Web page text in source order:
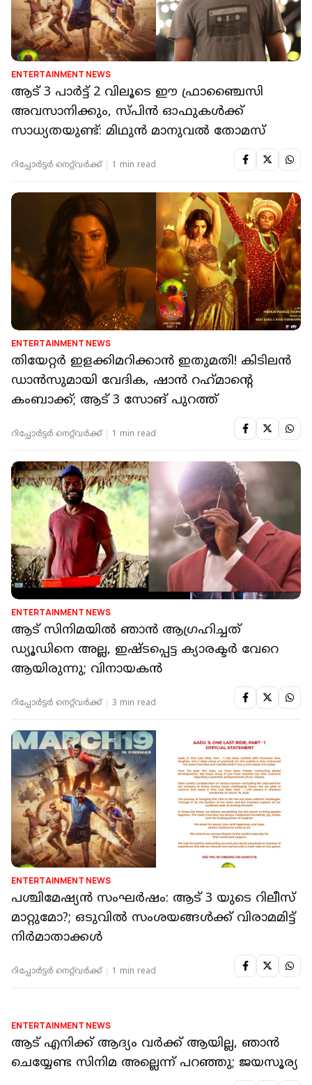
ENTERTAINMENT NEWS
ആട് 3 പാർട്ട് 2 വിലൂടെ ഈ ഫ്രാഞ്ചൈസി
അവസാനിക്കും, സ്പിൻ ഓഫുകൾക്ക്
സാധ്യതയുണ്ട്: മിഥുൻ മാനുവൽ തോമസ്
റിപ്പോർട്ടർ നെറ്റ്‌വര്‍ക്ക്‌ 1 min read
ENTERTAINMENT NEWS
തിയേറ്റർ ഇളക്കിമറിക്കാൻ ഇതുമതി! കിടിലൻ
ഡാൻസുമായി വേദിക, ഷാൻ റഹ്‌മാന്റെ
കംബാക്ക്; ആട് 3 സോങ് പുറത്ത്
റിപ്പോർട്ടർ നെറ്റ്‌വര്‍ക്ക്‌ 1 min read
ENTERTAINMENT NEWS
ആട് സിനിമയിൽ ഞാന്‍ ആഗ്രഹിച്ചത്
ഡ്യൂഡിനെ അല്ല, ഇഷ്ടപ്പെട്ട ക്യാരക്ടര്‍ വേറെ
ആയിരുന്നു; വിനായകന്‍
റിപ്പോർട്ടർ നെറ്റ്‌വര്‍ക്ക്‌ 3 min read
ENTERTAINMENT NEWS
പശ്ചിമേഷ്യന്‍ സംഘര്‍ഷം: ആട് 3 യുടെ റിലീസ്
മാറ്റുമോ?; ഒടുവിൽ സംശയങ്ങൾക്ക് വിരാമമിട്ട്
നിർമാതാക്കൾ
റിപ്പോർട്ടർ നെറ്റ്‌വര്‍ക്ക്‌ 1 min read